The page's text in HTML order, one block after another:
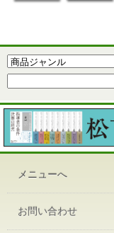
メニューへ
お問い合わせ